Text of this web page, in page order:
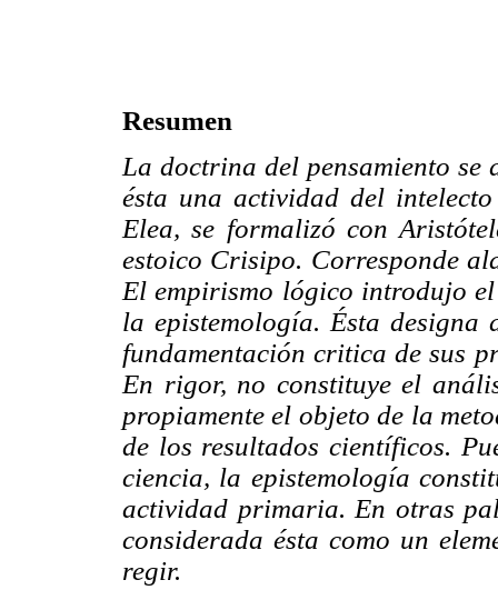
Resumen
La doctrina del pensamiento se
ésta una actividad del
Elea, se formalizó con
estoico Crisipo. Corresponde
El empirismo lógico introdujo
la epistemología. Ésta
fundamentación critica de sus
En rigor, no constituye el
propiamente el objeto de la
de los resultados científicos.
ciencia, la epistemología
actividad primaria. En otras
considerada ésta como un
regir.